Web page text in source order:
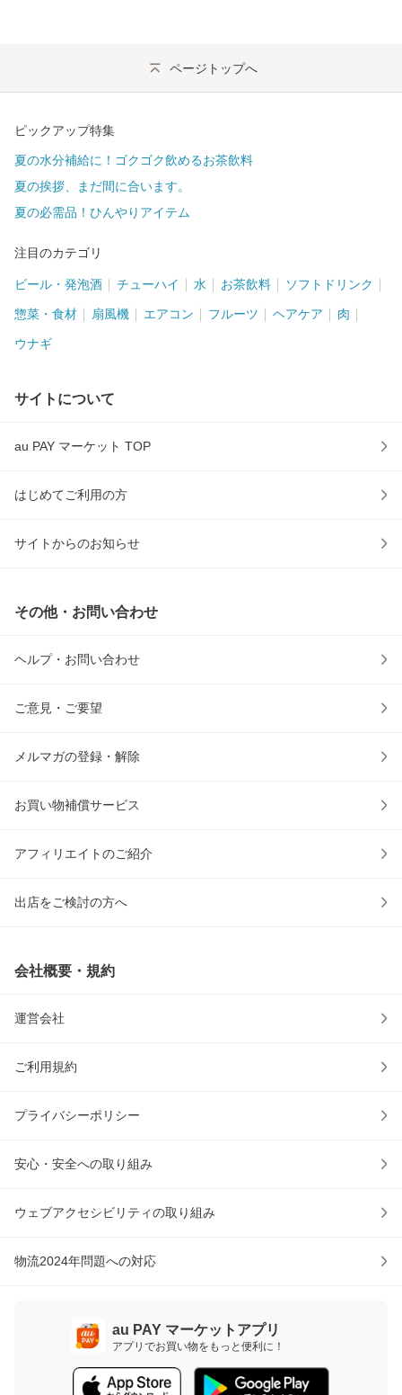
ページトップへ
ピックアップ特集
夏の水分補給に！ゴクゴク飲めるお茶飲料
夏の挨拶、まだ間に合います。
夏の必需品！ひんやりアイテム
注目のカテゴリ
ビール・発泡酒 チューハイ 水 お茶飲料 ソフトドリンク
惣菜・食材 扇風機 エアコン フルーツ ヘアケア 肉
ウナギ
サイトについて
au PAY マーケット TOP
はじめてご利用の方
サイトからのお知らせ
その他・お問い合わせ
ヘルプ・お問い合わせ
ご意見・ご要望
メルマガの登録・解除
お買い物補償サービス
アフィリエイトのご紹介
出店をご検討の方へ
会社概要・規約
運営会社
ご利用規約
プライバシーポリシー
安心・安全への取り組み
ウェブアクセシビリティの取り組み
物流2024年問題への対応
au PAY マーケットアプリ
アプリでお買い物をもっと便利に！